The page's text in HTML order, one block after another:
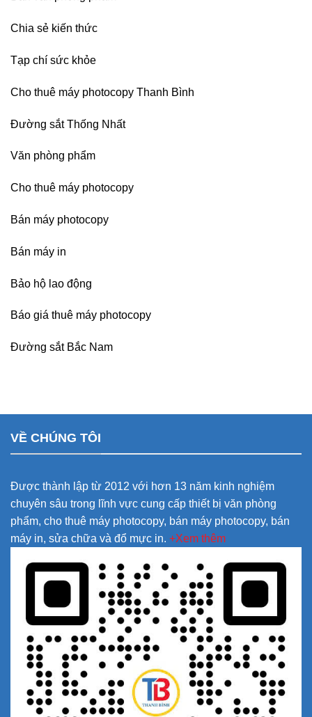
Chia sẻ kiến thức
Tạp chí sức khỏe
Cho thuê máy photocopy Thanh Bình
Đường sắt Thống Nhất
Văn phòng phẩm
Cho thuê máy photocopy
Bán máy photocopy
Bán máy in
Bảo hộ lao động
Báo giá thuê máy photocopy
Đường sắt Bắc Nam
VỀ CHÚNG TÔI
Được thành lập từ 2012 với hơn 13 năm kinh nghiệm
chuyên sâu trong lĩnh vực cung cấp thiết bị văn phòng
phẩm, cho thuê máy photocopy, bán máy photocopy, bán
máy in, sửa chữa và đổ mực in. +Xem thêm